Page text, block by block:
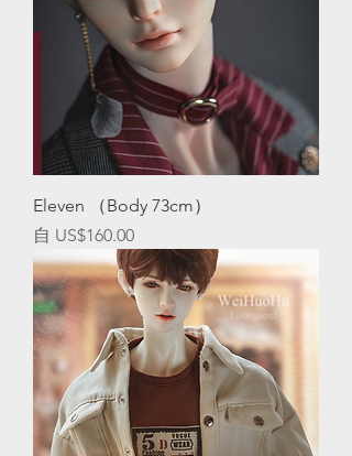
Eleven （Body 73cm）
自 US$160.00
促銷價格